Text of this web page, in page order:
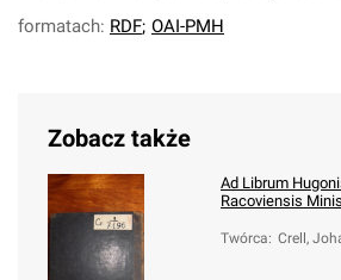
formatach: RDF; OAI-PMH
Zobacz także
Ad Librum
Racoviensis
Twórca: Crell,